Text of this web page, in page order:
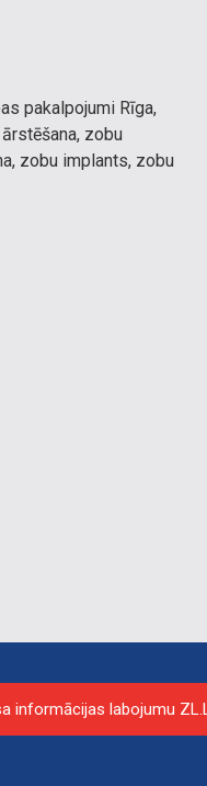
pakalpojumi Rīga,
zobu
zobu implants, zobu
kroņi, rentgens, zobu
informācijas labojumu